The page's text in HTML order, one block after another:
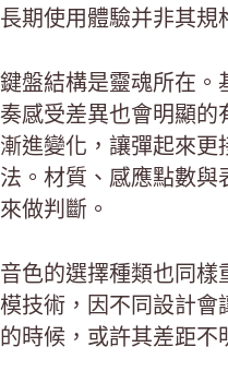
長期使用體驗并非其規
鍵盤結構是靈魂所在。
奏感受差異也會明顯的
漸進變化，讓彈起來
法。材質、感應點數與
來做判斷。
音色的選擇種類也同樣
模技術，因不同設計會
的時候，或許其差距不